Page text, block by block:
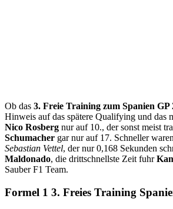
Ob das 3. Freie Training zum Spanien GP
Hinweis auf das spätere Qualifying und das
Nico Rosberg nur auf 10., der sonst meist
Schumacher gar nur auf 17. Schneller
Sebastian Vettel, der nur 0,168 Sekunden
Maldonado, die drittschnellste Zeit fuhr
Sauber F1 Team.
Formel 1 3. Freies Training